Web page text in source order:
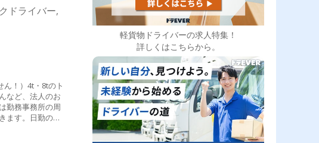
ドライバー,
ん！）4t・8tのト
など、法人のお
勤務事務所の周
ます。日勤のみ
軽貨物ドライバーの求人特集！
詳しくはこちらから。